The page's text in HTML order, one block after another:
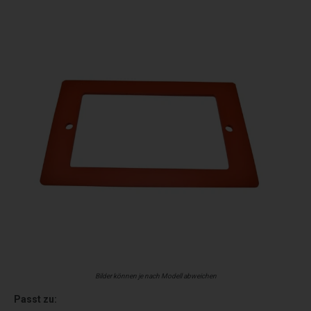
Bilder können je nach Modell abweichen
Passt zu: